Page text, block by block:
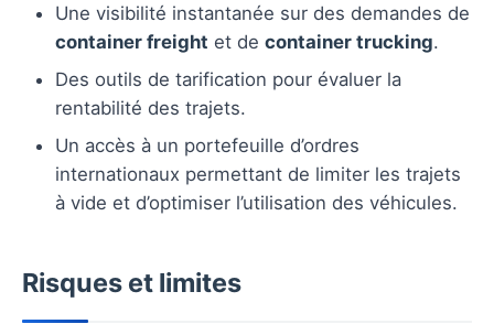
Une visibilité instantanée sur des demandes de
container freight et de container trucking.
Des outils de tarification pour évaluer la
rentabilité des trajets.
Un accès à un portefeuille d’ordres
internationaux permettant de limiter les trajets
à vide et d’optimiser l’utilisation des véhicules.
Risques et limites